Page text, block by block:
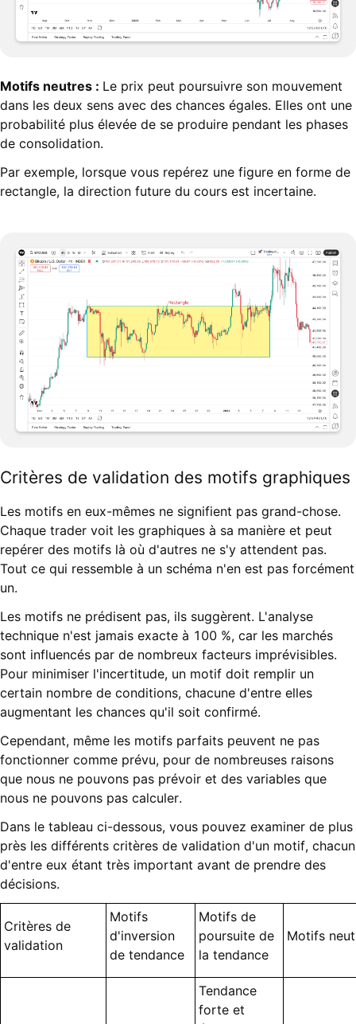
Motifs neutres : Le prix peut poursuivre son mouvement
dans les deux sens avec des chances égales. Elles ont une
probabilité plus élevée de se produire pendant les phases
de consolidation.
Par exemple, lorsque vous repérez une figure en forme de
rectangle, la direction future du cours est incertaine.
Critères de validation des motifs graphiques
Les motifs en eux-mêmes ne signifient pas grand-chose.
Chaque trader voit les graphiques à sa manière et peut
repérer des motifs là où d'autres ne s'y attendent pas.
Tout ce qui ressemble à un schéma n'en est pas forcément
un.
Les motifs ne prédisent pas, ils suggèrent. L'analyse
technique n'est jamais exacte à 100 %, car les marchés
sont influencés par de nombreux facteurs imprévisibles.
Pour minimiser l'incertitude, un motif doit remplir un
certain nombre de conditions, chacune d'entre elles
augmentant les chances qu'il soit confirmé.
Cependant, même les motifs parfaits peuvent ne pas
fonctionner comme prévu, pour de nombreuses raisons
que nous ne pouvons pas prévoir et des variables que
nous ne pouvons pas calculer.
Dans le tableau ci-dessous, vous pouvez examiner de plus
près les différents critères de validation d'un motif, chacun
d'entre eux étant très important avant de prendre des
décisions.
Critères de
validation
Motifs
d'inversion
de tendance
Motifs de
poursuite de
la tendance
Motifs
Tendance
forte et